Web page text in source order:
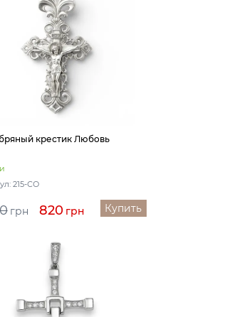
крестик Любовь
215-СО
грн 820 грн Купить